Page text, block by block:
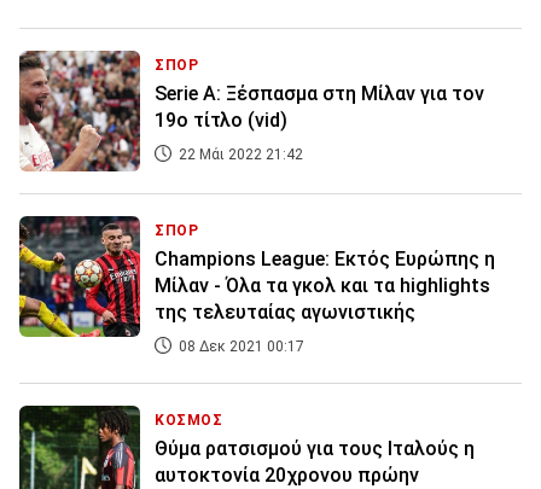
ΣΠΟΡ
Serie A: Ξέσπασμα στη Μίλαν για τον
19ο τίτλο (vid)
22 Μάι 2022 21:42
ΣΠΟΡ
Champions League: Εκτός Ευρώπης η
Μίλαν - Όλα τα γκολ και τα highlights
της τελευταίας αγωνιστικής
08 Δεκ 2021 00:17
ΚΟΣΜΟΣ
Θύμα ρατσισμού για τους Ιταλούς η
αυτοκτονία 20χρονου πρώην